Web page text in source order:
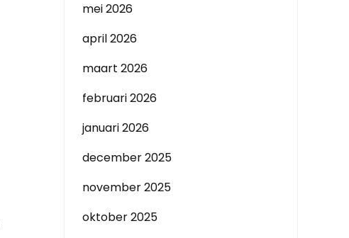
mei 2026
april 2026
maart 2026
februari 2026
januari 2026
december 2025
november 2025
oktober 2025